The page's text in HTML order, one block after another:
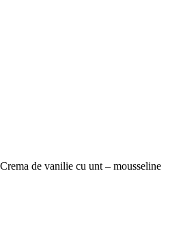
Crema de vanilie cu unt – mousseline